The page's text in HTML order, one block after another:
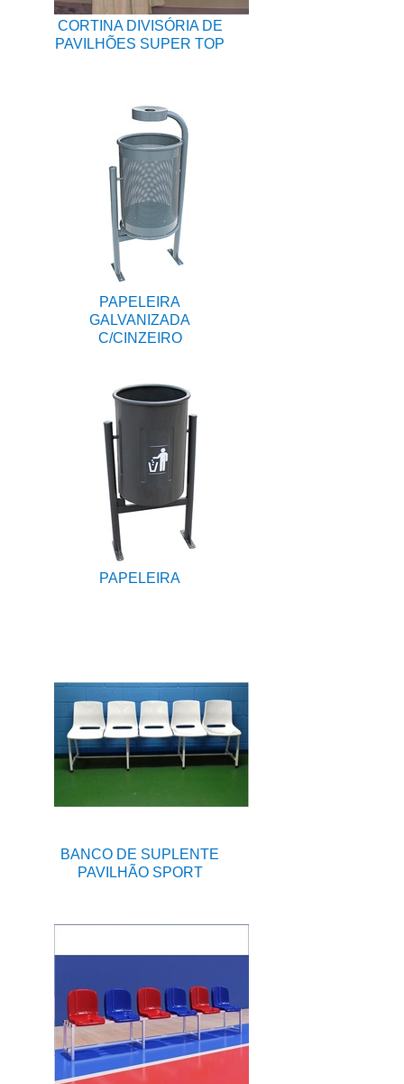
CORTINA DIVISÓRIA DE
PAVILHÕES SUPER TOP
PAPELEIRA
GALVANIZADA
C/CINZEIRO
PAPELEIRA
BANCO DE SUPLENTE
PAVILHÃO SPORT